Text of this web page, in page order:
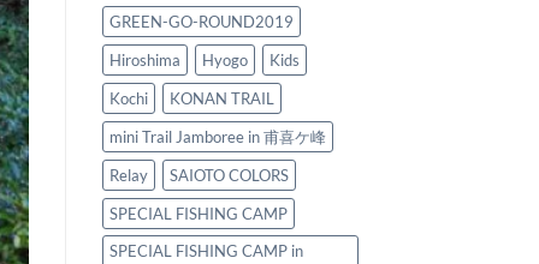
と
や
ら
ぎ
ト
レ
イ
ル
～
は
は
始]
青
森
ス
ペ
シ
ャ
ル
フ
ィ
ッ
シ
ン
GREEN-GO-ROUND2019
Hiroshima
Hyogo
Kids
Kochi
KONAN TRAIL
mini Trail Jamboree in 甫喜ケ峰
Relay
SAIOTO COLORS
SPECIAL FISHING CAMP
SPECIAL FISHING CAMP in